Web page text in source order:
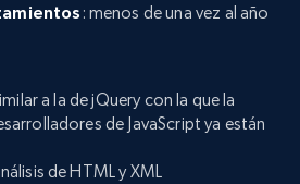
: menos de una vez al año
a la de jQuery con la que la
de JavaScript ya están
de HTML y XML